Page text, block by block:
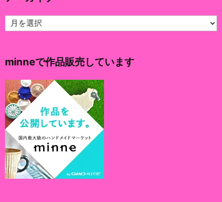
ア
ー
ブ
minneで作品販売しています